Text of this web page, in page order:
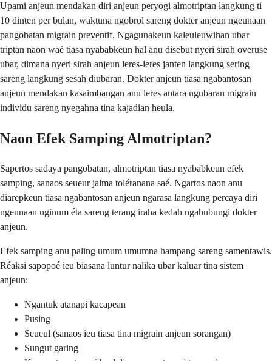
Upami anjeun mendakan diri anjeun peryogi almotriptan langkung ti
10 dinten per bulan, waktuna ngobrol sareng dokter anjeun ngeunaan
pangobatan migrain preventif. Ngagunakeun kaleuleuwihan ubar
triptan naon waé tiasa nyababkeun hal anu disebut nyeri sirah overuse
ubar, dimana nyeri sirah anjeun leres-leres janten langkung sering
sareng langkung sesah diubaran. Dokter anjeun tiasa ngabantosan
anjeun mendakan kasaimbangan anu leres antara ngubaran migrain
individu sareng nyegahna tina kajadian heula.
Naon Efek Samping Almotriptan?
Sapertos sadaya pangobatan, almotriptan tiasa nyababkeun efek
samping, sanaos seueur jalma toléranana saé. Ngartos naon anu
diarepkeun tiasa ngabantosan anjeun ngarasa langkung percaya diri
ngeunaan nginum éta sareng terang iraha kedah ngahubungi dokter
anjeun.
Efek samping anu paling umum umumna hampang sareng samentawis.
Réaksi sapopoé ieu biasana luntur nalika ubar kaluar tina sistem
anjeun:
Ngantuk atanapi kacapean
Pusing
Seueul (sanaos ieu tiasa tina migrain anjeun sorangan)
Sungut garing